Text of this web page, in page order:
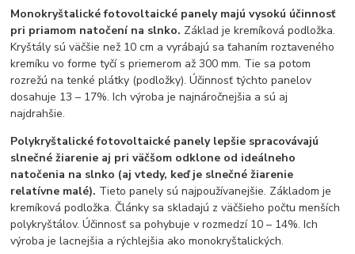
Monokryštalické fotovoltaické panely majú vysokú účinnosť
pri priamom natočení na slnko. Základ je kremíková podložka.
Kryštály sú väčšie než 10 cm a vyrábajú sa ťahaním roztaveného
kremíku vo forme tyčí s priemerom až 300 mm. Tie sa potom
rozrežú na tenké plátky (podložky). Účinnosť týchto panelov
dosahuje 13 – 17%. Ich výroba je najnáročnejšia a sú aj
najdrahšie.
Polykryštalické fotovoltaické panely lepšie spracovávajú
slnečné žiarenie aj pri väčšom odklone od ideálneho
natočenia na slnko (aj vtedy, keď je slnečné žiarenie
relatívne malé). Tieto panely sú najpoužívanejšie. Základom je
kremíková podložka. Články sa skladajú z väčšieho počtu menších
polykryštálov. Účinnosť sa pohybuje v rozmedzí 10 – 14%. Ich
výroba je lacnejšia a rýchlejšia ako monokryštalických.